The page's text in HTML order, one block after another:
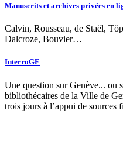
Manuscrits et archives privées en
Calvin, Rousseau, de Staël,
Dalcroze, Bouvier…
InterroGE
Une question sur Genève... ou
bibliothécaires de la Ville de
trois jours à l’appui de sources